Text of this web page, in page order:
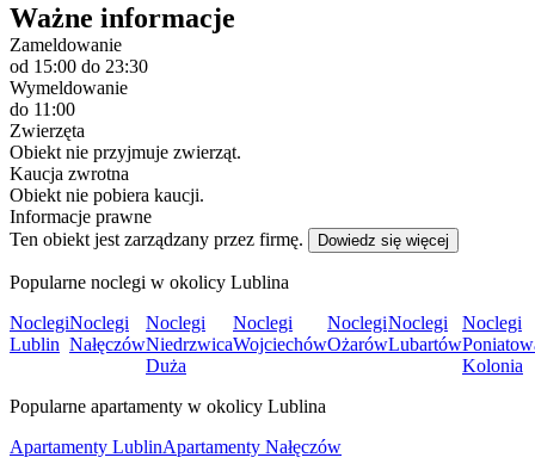
Ważne informacje
Zameldowanie
od 15:00 do 23:30
Wymeldowanie
do 11:00
Zwierzęta
Obiekt nie przyjmuje zwierząt.
Kaucja zwrotna
Obiekt nie pobiera kaucji.
Informacje prawne
Ten obiekt jest zarządzany przez firmę.
Dowiedz się więcej
Popularne noclegi w okolicy Lublina
Noclegi
Lublin
Noclegi
Nałęczów
Noclegi
Niedrzwica
Duża
Noclegi
Wojciechów
Noclegi
Ożarów
Noclegi
Lubartów
Noclegi
Kolonia
Popularne apartamenty w okolicy Lublina
Apartamenty LublinApartamenty Nałęczów